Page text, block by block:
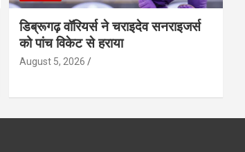
डिब्रूगढ़ वॉरियर्स ने चराइदेव सनराइजर्स
को पांच विकेट से हराया
August 5, 2026